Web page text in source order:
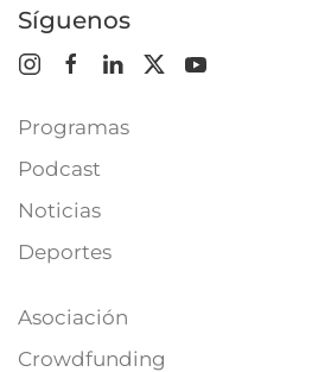
Síguenos
Programas
Podcast
Noticias
Deportes
Asociación
Crowdfunding